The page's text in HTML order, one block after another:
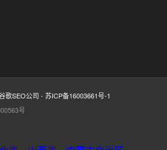
歌SEO公司 - 苏ICP备16003661号-1
号